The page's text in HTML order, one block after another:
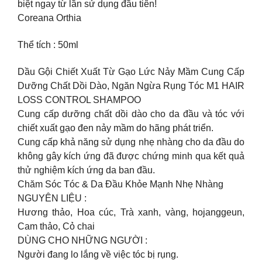
biệt ngay từ lần sử dụng đầu tiên!
Coreana Orthia
Thể tích : 50ml
Dầu Gội Chiết Xuất Từ Gạo Lức Nảy Mầm Cung Cấp
Dưỡng Chất Dồi Dào, Ngăn Ngừa Rụng Tóc M1 HAIR
LOSS CONTROL SHAMPOO
Cung cấp dưỡng chất dồi dào cho da đầu và tóc với
chiết xuất gạo đen nảy mầm do hãng phát triển.
Cung cấp khả năng sử dụng nhẹ nhàng cho da đầu do
không gây kích ứng đã được chứng minh qua kết quả
thử nghiệm kích ứng da ban đầu.
Chăm Sóc Tóc & Da Đầu Khỏe Mạnh Nhẹ Nhàng
NGUYÊN LIỆU :
Hương thảo, Hoa cúc, Trà xanh, vàng, hojanggeun,
Cam thảo, Cỏ chai
DÙNG CHO NHỮNG NGƯỜI :
Người đang lo lắng về việc tóc bị rụng.